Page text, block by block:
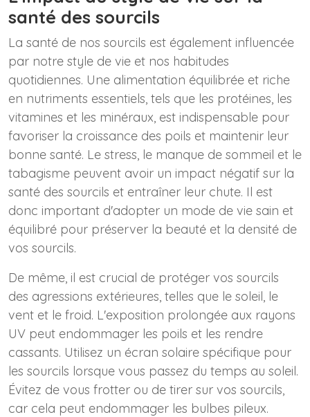
santé des sourcils
La santé de nos sourcils est également influencée
par notre style de vie et nos habitudes
quotidiennes. Une alimentation équilibrée et riche
en nutriments essentiels, tels que les protéines, les
vitamines et les minéraux, est indispensable pour
favoriser la croissance des poils et maintenir leur
bonne santé. Le stress, le manque de sommeil et le
tabagisme peuvent avoir un impact négatif sur la
santé des sourcils et entraîner leur chute. Il est
donc important d'adopter un mode de vie sain et
équilibré pour préserver la beauté et la densité de
vos sourcils.
De même, il est crucial de protéger vos sourcils
des agressions extérieures, telles que le soleil, le
vent et le froid. L'exposition prolongée aux rayons
UV peut endommager les poils et les rendre
cassants. Utilisez un écran solaire spécifique pour
les sourcils lorsque vous passez du temps au soleil.
Évitez de vous frotter ou de tirer sur vos sourcils,
car cela peut endommager les bulbes pileux.